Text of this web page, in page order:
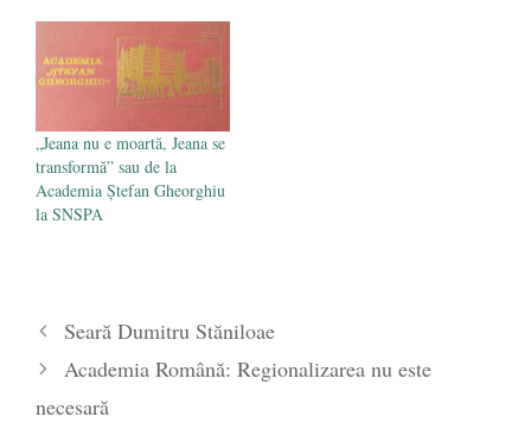
„Jeana nu e moartă, Jeana se
transformă” sau de la
Academia Ștefan Gheorghiu
la SNSPA
Seară Dumitru Stăniloae
Academia Română: Regionalizarea nu este
necesară